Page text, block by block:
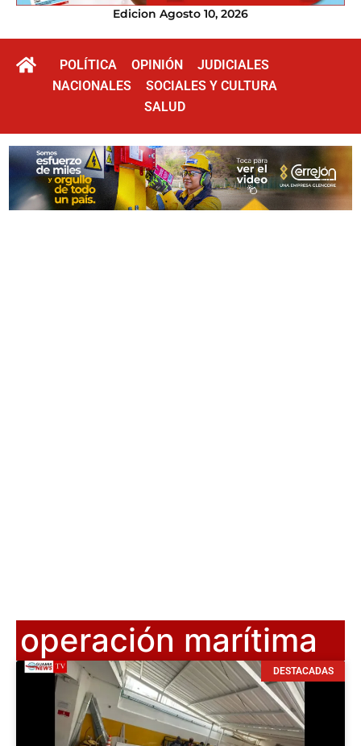
Edicion Agosto 10, 2026
POLÍTICA OPINIÓN
JUDICIALES
NACIONALES
SOCIALES Y CULTURA
SALUD
operación marítima
DESTACADAS